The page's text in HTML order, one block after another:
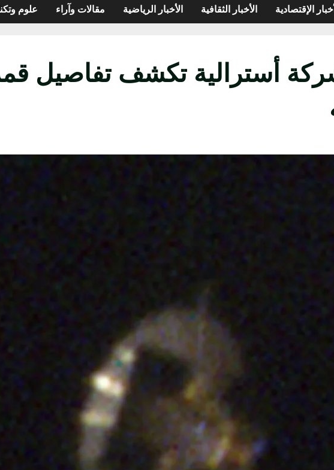
الإقتصادية الأخبار الثقافية الأخبار الرياضية مقالات وآراء علوم
أسترالية تكشف تفاصيل